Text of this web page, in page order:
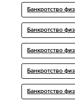
Банкротство
Банкротство
Банкротство
Банкротство
Банкротство